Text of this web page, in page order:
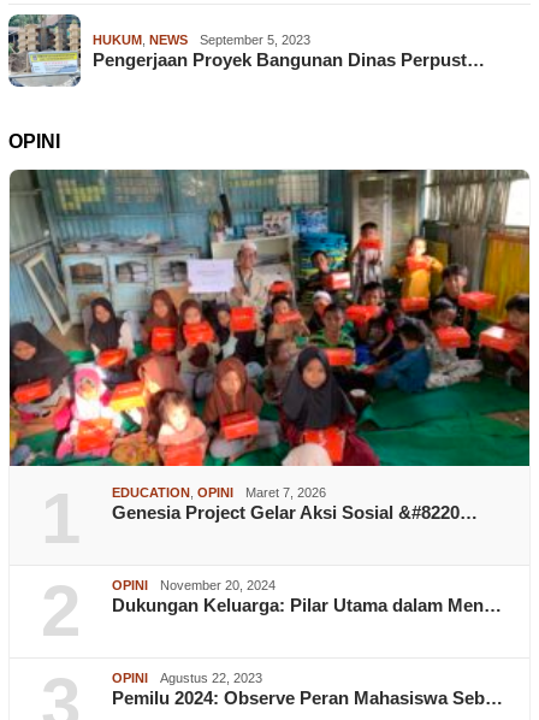
HUKUM NEWS September 5, 2023
Pengerjaan Proyek Bangunan Dinas Perpust…
OPINI
1 EDUCATION OPINI Maret 7, 2026
Genesia Project Gelar Aksi Sosial &#8220…
2 OPINI November 20, 2024
Dukungan Keluarga: Pilar Utama dalam Men…
3 OPINI Agustus 22, 2023
Pemilu 2024: Observe Peran Mahasiswa Seb…